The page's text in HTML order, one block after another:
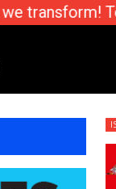
transform!